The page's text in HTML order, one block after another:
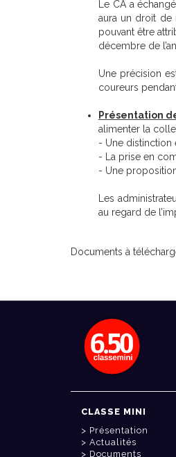
Le CA a
aura un droit de
pouvant être
décembre de
Une précision
coureurs
Présentation
alimenter la
- Une distinction
- La prise en
- Une
Les
au regard de
Documents à
CLASSE MINI
Présentation
Actualités
Documents